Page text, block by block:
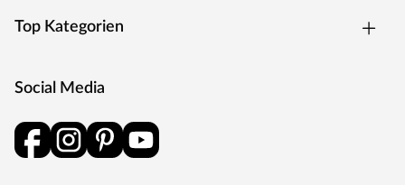
Top Kategorien
Social Media